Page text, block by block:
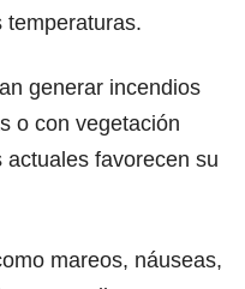
temperaturas.
generar incendios
o con vegetación
favorecen su
mareos, náuseas,